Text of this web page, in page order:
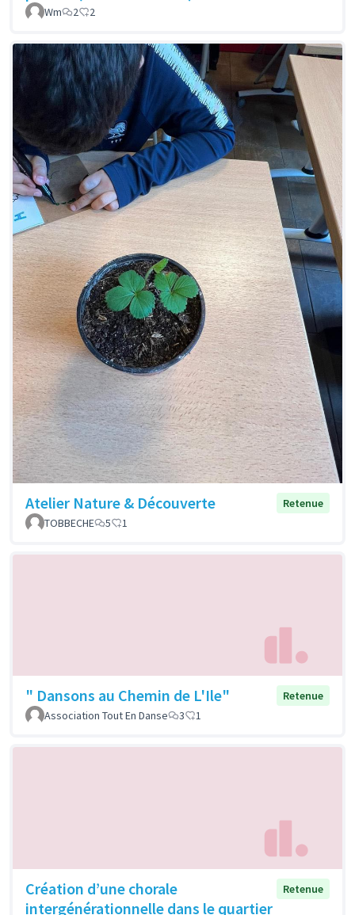
Wm 2 2
Atelier Nature & Découverte
Retenue
TOBBECHE
5 1
" Dansons au Chemin de L'Ile"
Retenue
Association Tout En Danse
3 1
Création d’une chorale
intergénérationnelle dans le quartier
Retenue